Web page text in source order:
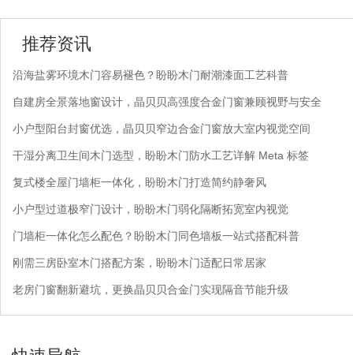
推荐资讯
沿海盐雾环境木门容易褪色？盼盼木门耐潮漆面工艺科普
自建房全景落地窗设计，晶贝贝高强度合金门窗兼顾视野与安全
小户型阳台封窗优选，晶贝贝窄边合金门窗放大室内视觉空间
干湿分离卫生间木门选型，盼盼木门防水工艺详解 Meta 标签
复式楼全屋门墙柜一体化，盼盼木门打造简约静奢风
小户型过道极窄门设计，盼盼木门弱化隔断拓宽室内视觉
门墙柜一体化怎么配色？盼盼木门同色墙板一站式搭配科普
刚需三房卧室木门搭配方案，盼盼木门适配日常居家
老房门窗翻新避坑，更换晶贝贝合金门实现隔音节能升级